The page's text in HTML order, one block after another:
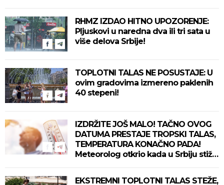
RHMZ IZDAO HITNO UPOZORENJE:
Pljuskovi u naredna dva ili tri sata u
više delova Srbije!
TOPLOTNI TALAS NE POSUSTAJE: U
ovim gradovima izmereno paklenih
40 stepeni!
IZDRŽITE JOŠ MALO! TAČNO OVOG
DATUMA PRESTAJE TROPSKI TALAS,
TEMPERATURA KONAČNO PADA!
Meteorolog otkrio kada u Srbiju stiže
EKSTREMNI TOPLOTNI TALAS STEŽE,